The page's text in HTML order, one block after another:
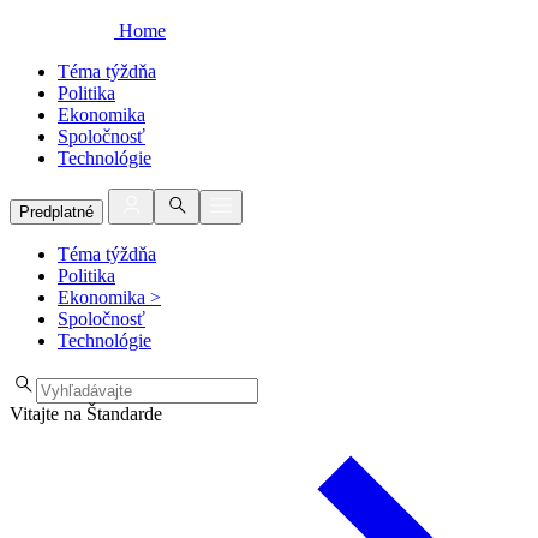
Home
Téma týždňa
Politika
Ekonomika
Spoločnosť
Technológie
Predplatné
Téma týždňa
Politika
Ekonomika >
Spoločnosť
Technológie
Vitajte na Štandarde